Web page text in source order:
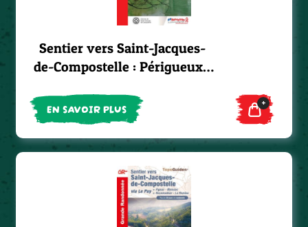
Sentier vers Saint-Jacques-
de-Compostelle : Périgueux -
EN SAVOIR PLUS
+